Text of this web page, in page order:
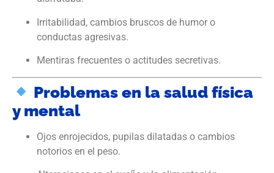
Irritabilidad, cambios bruscos de humor o
conductas agresivas.
Mentiras frecuentes o actitudes secretivas.
Problemas en la salud física
y mental
Ojos enrojecidos, pupilas dilatadas o cambios
notorios en el peso.